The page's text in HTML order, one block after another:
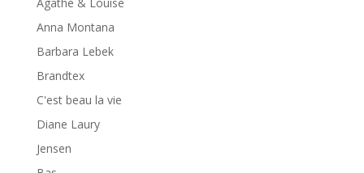
Anna Montana
Barbara Lebek
Brandtex
C'est beau la vie
Diane Laury
Jensen